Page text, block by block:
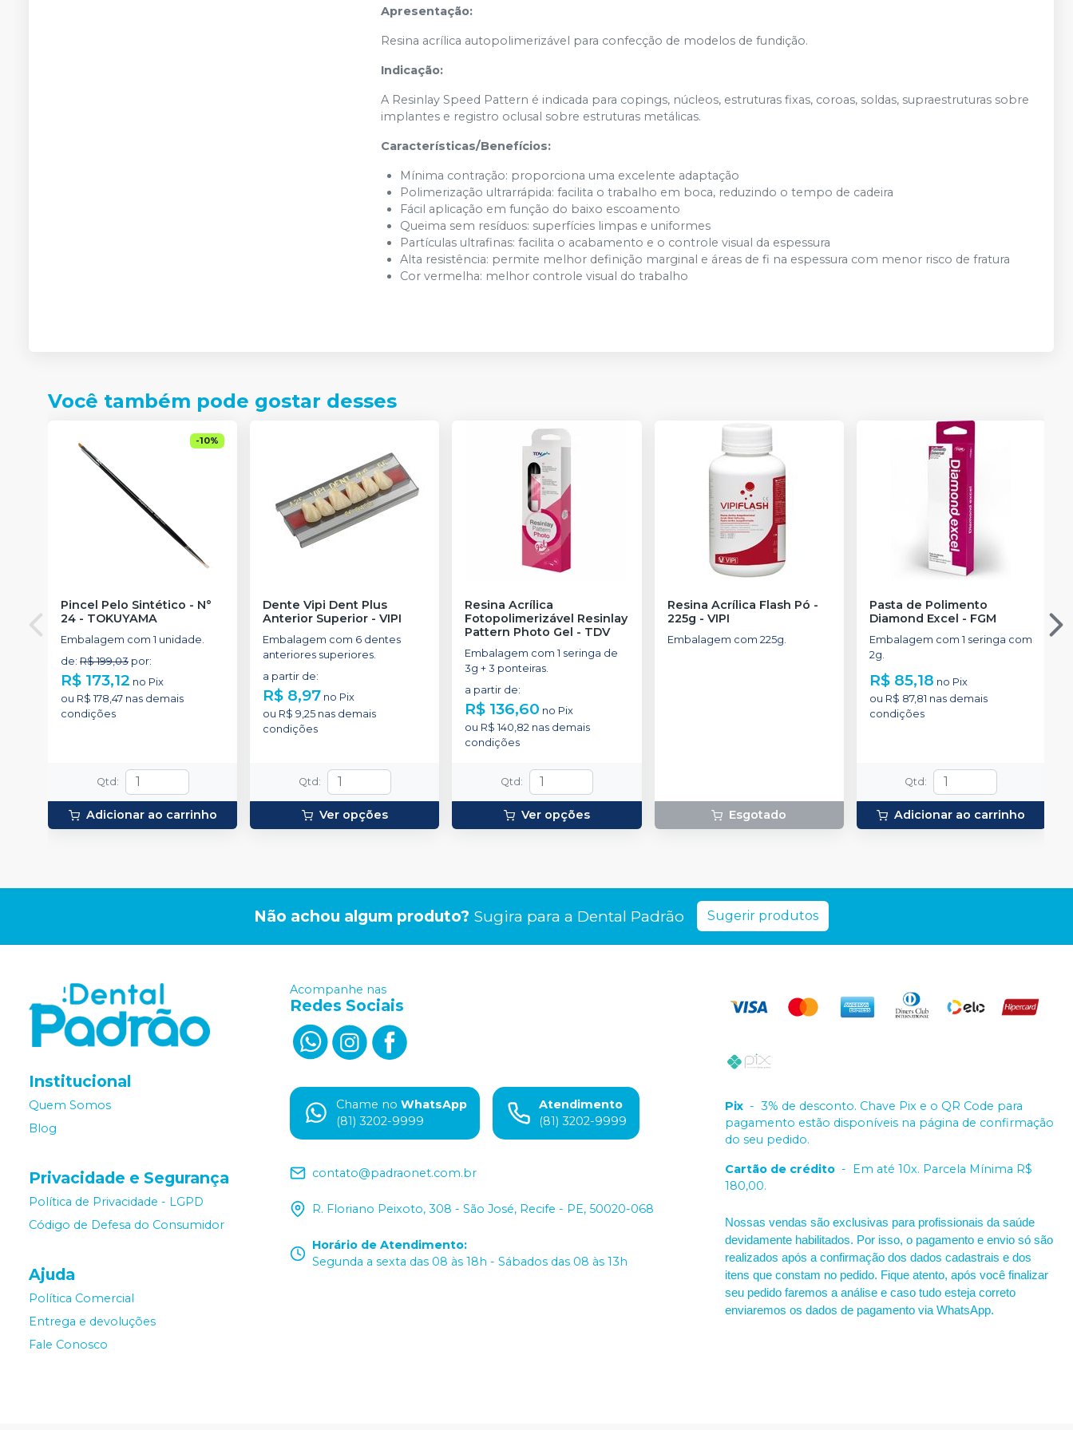
Apresentação:
Resina acrílica autopolimerizável para confecção de modelos de fundição.
Indicação:
A Resinlay Speed Pattern é indicada para copings, núcleos, estruturas fixas, coroas, soldas, supraestruturas sobre
implantes e registro oclusal sobre estruturas metálicas.
Características/Benefícios:
Mínima contração: proporciona uma excelente adaptação
Polimerização ultrarrápida: facilita o trabalho em boca, reduzindo o tempo de cadeira
Fácil aplicação em função do baixo escoamento
Queima sem resíduos: superfícies limpas e uniformes
Partículas ultrafinas: facilita o acabamento e o controle visual da espessura
Alta resistência: permite melhor definição marginal e áreas de fi na espessura com menor risco de fratura
Cor vermelha: melhor controle visual do trabalho
Você também pode gostar desses
-10%
Pincel Pelo Sintético - N°
24 - TOKUYAMA
Embalagem com 1 unidade.
de: R$ 199,03 por:
R$ 173,12 no Pix
ou R$ 178,47 nas demais
condições
Qtd :
Adicionar ao carrinho
Dente Vipi Dent Plus
Anterior Superior -VIPI
Embalagem com 6 dentes
anteriores superiores.
a partir de:
R$ 8,97 no Pix
ou R$ 9,25 nas demais
condições
Qtd :
Ver opções
Resina Acrílica
Fotopolimerizável Resinlay
Pattern Photo Gel - TDV
Embalagem com 1 seringa de
3g + 3 ponteiras.
a partir de:
R$ 136,60 no Pix
ou R$ 140,82 nas demais
condições
Qtd :
Ver opções
Resina Acrílica Flash Pó -
225g - VIPI
Embalagem com 225g.
Esgotado
Pasta de Polimento
Diamond Excel - FGM
Embalagem com 1 seringa com
2g.
R$ 85,18 no Pix
ou R$ 87,81 nas demais
condições
Qtd :
Adicionar ao carrinho
Não achou algum produto? Sugira para a Dental Padrão Sugerir produtos
Institucional
Quem Somos
Blog
Privacidade e Segurança
Política de Privacidade - LGPD
Código de Defesa do Consumidor
Ajuda
Política Comercial
Entrega e devoluções
Fale Conosco
Acompanhe nas
Redes Sociais
Chame no WhatsApp
(81) 3202-9999
Atendimento
(81) 3202-9999
contato@padraonet.com.br
R. Floriano Peixoto, 308 - São José, Recife - PE, 50020-068
Horário de Atendimento:
Segunda a sexta das 08 às 18h - Sábados das 08 às 13h
Pix - 3% de desconto. Chave Pix e o QR Code para
pagamento estão disponíveis na página de confirmação
do seu pedido.
Cartão de crédito - Em até 10x. Parcela Mínima R$
180,00.
Nossas vendas são exclusivas para profissionais da saúde
devidamente habilitados. Por isso, o pagamento e envio só são
realizados após a confirmação dos dados cadastrais e dos
itens que constam no pedido. Fique atento, após você finalizar
seu pedido faremos a análise e caso tudo esteja correto
enviaremos os dados de pagamento via WhatsApp.